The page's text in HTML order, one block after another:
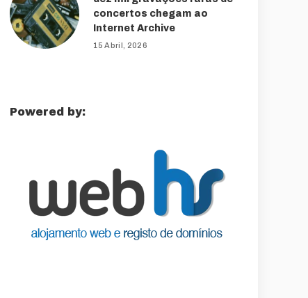
concertos chegam ao
Internet Archive
15 Abril, 2026
Powered by: